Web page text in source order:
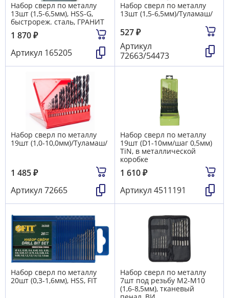
Набор сверл по металлу
13шт (1,5-6,5мм), HSS-G,
быстрореж. сталь, ГРАНИТ
1 870₽
Артикул 165205
Набор сверл по металлу
13шт (1,5-6,5мм)/Туламаш/
527₽
Артикул
72663/54473
Набор сверл по металлу
19шт (1,0-10,0мм)/Туламаш/
1 485₽
Артикул 72665
Набор сверл по металлу
19шт (D1-10мм/шаг 0,5мм)
TiN, в металлической
коробке
1 610₽
Артикул 4511191
Набор сверл по металлу
20шт (0,3-1,6мм), HSS, FIT
Набор сверл по металлу
7шт под резьбу М2-М10
(1,6-8,5мм), тканевый